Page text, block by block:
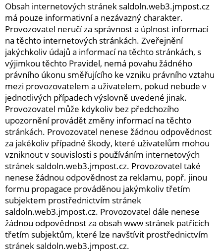
Obsah internetových stránek saldoln.web3.jmpost.cz
má pouze informativní a nezávazný charakter.
Provozovatel neručí za správnost a úplnost informací
na těchto internetových stránkách. Zveřejnění
jakýchkoliv údajů a informací na těchto stránkách, s
výjimkou těchto Pravidel, nemá povahu žádného
právního úkonu směřujícího ke vzniku právního vztahu
mezi provozovatelem a uživatelem, pokud nebude v
jednotlivých případech výslovně uvedené jinak.
Provozovatel může kdykoliv bez předchozího
upozornění provádět změny informací na těchto
stránkách. Provozovatel nenese žádnou odpovědnost
za jakékoliv případné škody, které uživatelům mohou
vzniknout v souvislosti s používáním internetových
stránek saldoln.web3.jmpost.cz. Provozovatel také
nenese žádnou odpovědnost za reklamu, popř. jinou
formu propagace prováděnou jakýmkoliv třetím
subjektem prostřednictvím stránek
saldoln.web3.jmpost.cz. Provozovatel dále nenese
žádnou odpovědnost za obsah www stránek patřících
třetím subjektům, které lze navštívit prostřednictvím
stránek saldoln.web3.jmpost.cz.